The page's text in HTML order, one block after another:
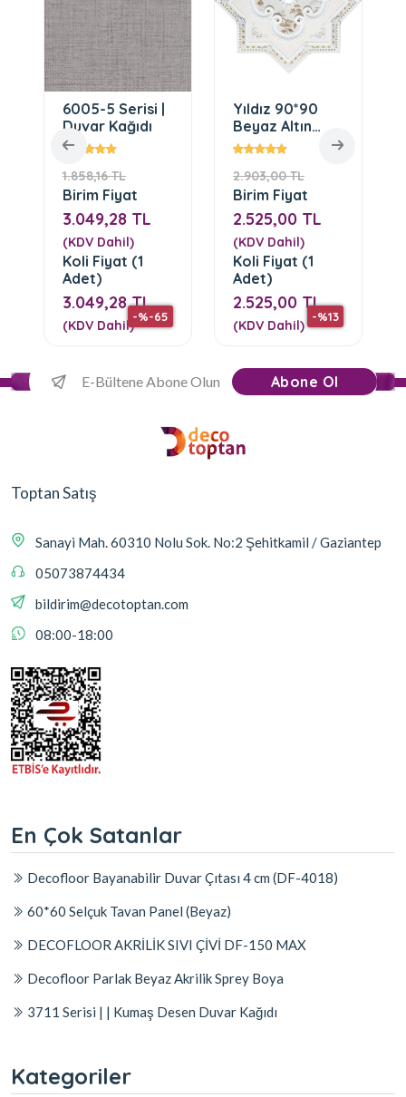
6005-5 Serisi |
Duvar Kağıdı
1.858,16 TL
-%-65
Birim Fiyat
3.049,28 TL
(KDV Dahil)
Koli Fiyat (1
Adet)
3.049,28 TL
(KDV Dahil)
Yıldız 90*90
Beyaz Altın
Saray Tavan
2.903,00 TL
-%13
Birim Fiyat
2.525,00 TL
(KDV Dahil)
Koli Fiyat (1
Adet)
2.525,00 TL
(KDV Dahil)
Abone Ol
Toptan Satış
Sanayi Mah. 60310 Nolu Sok. No:2 Şehitkamil / Gaziantep
05073874434
bildirim@decotoptan.com
08:00-18:00
En Çok Satanlar
Decofloor Bayanabilir Duvar Çıtası 4 cm (DF-4018)
60*60 Selçuk Tavan Panel (Beyaz)
DECOFLOOR AKRİLİK SIVI ÇİVİ DF-150 MAX
Decofloor Parlak Beyaz Akrilik Sprey Boya
3711 Serisi | | Kumaş Desen Duvar Kağıdı
Kategoriler